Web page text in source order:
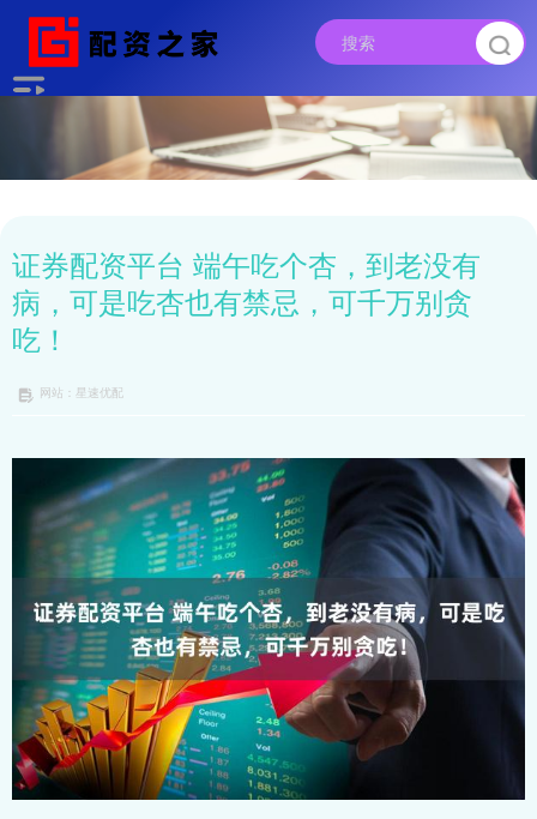
证券配资平台 端午吃个杏，到老没有
病，可是吃杏也有禁忌，可千万别贪
吃！
网站：星速优配